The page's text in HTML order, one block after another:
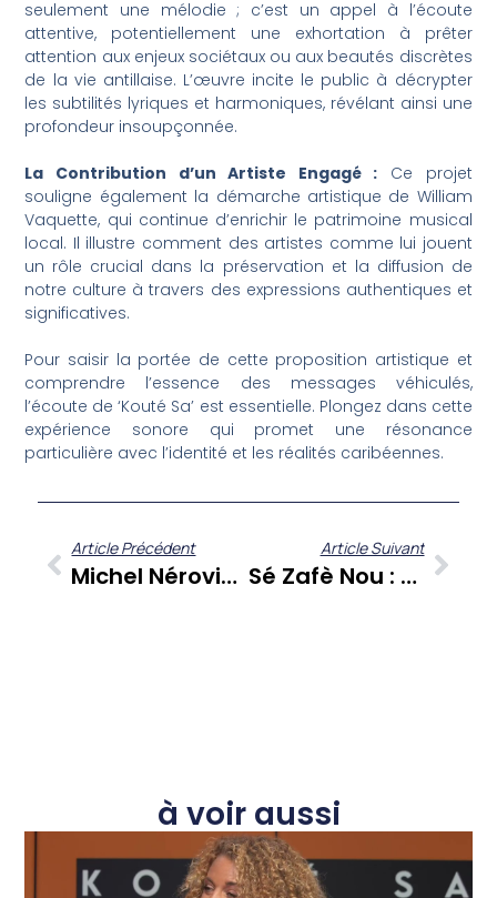
seulement une mélodie ; c’est un appel à l’écoute
attentive, potentiellement une exhortation à prêter
attention aux enjeux sociétaux ou aux beautés discrètes
de la vie antillaise. L’œuvre incite le public à décrypter
les subtilités lyriques et harmoniques, révélant ainsi une
profondeur insoupçonnée.
La Contribution d’un Artiste Engagé : Ce projet
souligne également la démarche artistique de William
Vaquette, qui continue d’enrichir le patrimoine musical
local. Il illustre comment des artistes comme lui jouent
un rôle crucial dans la préservation et la diffusion de
notre culture à travers des expressions authentiques et
significatives.
Pour saisir la portée de cette proposition artistique et
comprendre l’essence des messages véhiculés,
l’écoute de ‘Kouté Sa’ est essentielle. Plongez dans cette
expérience sonore qui promet une résonance
particulière avec l’identité et les réalités caribéennes.
Article Précédent
Michel Nérovique : Une Voix Essentielle De La Culture Antillaise Dans « Kouté Sa »
Article Suivant
Sé Zafè Nou : Mylène Duclos Éclaire Les Enjeux Sociétaux Des Antilles
à voir aussi